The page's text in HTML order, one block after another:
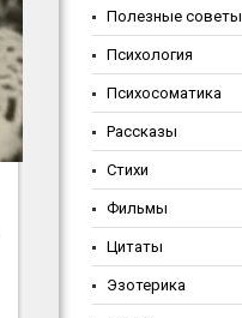
Полезные советы
Психология
Психосоматика
Рассказы
Стихи
Фильмы
Цитаты
Эзотерика